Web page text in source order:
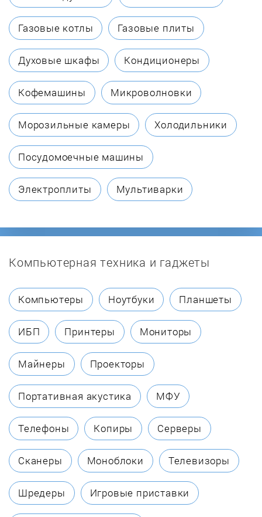
Biol
Borinskoe
Bosch
Buderus
BURNiT
Coleman
Dakon
Danko
Dantex
DanVex
De Dietrich
Defro
Газовые котлы Газовые плиты
Духовые шкафы Кондиционеры
Кофемашины Микроволновки
Морозильные камеры Холодильники
Посудомоечные машины
Электроплиты Мультиварки
Компьютерная техника и гаджеты
Компьютеры Ноутбуки Планшеты
ИБП Принтеры Мониторы
Майнеры Проекторы
Портативная акустика МФУ
Телефоны Копиры Серверы
Сканеры Моноблоки Телевизоры
Шредеры Игровые приставки